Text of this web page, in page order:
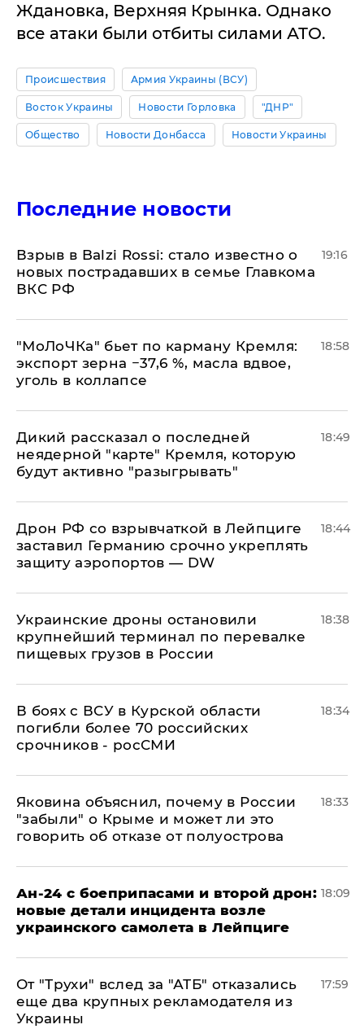
Ждановка, Верхняя Крынка. Однако
все атаки были отбиты силами АТО.
Происшествия Армия Украины (ВСУ)
Восток Украины Новости Горловка "ДНР"
Общество Новости Донбасса Новости Украины
Последние новости
Взрыв в Balzi Rossi: стало известно о
новых пострадавших в семье Главкома
ВКС РФ
19:16
​"МоЛоЧКа" бьет по карману Кремля:
экспорт зерна −37,6 %, масла вдвое,
уголь в коллапсе
18:58
Дикий рассказал о последней
неядерной "карте" Кремля, которую
будут активно "разыгрывать"
18:49
​Дрон РФ со взрывчаткой в Лейпциге
заставил Германию срочно укреплять
защиту аэропортов — DW
18:44
Украинские дроны остановили
крупнейший терминал по перевалке
пищевых грузов в России
18:38
В боях с ВСУ в Курской области
погибли более 70 российских
срочников - росСМИ
18:34
Яковина объяснил, почему в России
"забыли" о Крыме и может ли это
говорить об отказе от полуострова
18:33
Ан-24 с боеприпасами и второй дрон:
новые детали инцидента возле
украинского самолета в Лейпциге
18:09
От "Трухи" вслед за "АТБ" отказались
еще два крупных рекламодателя из
Украины
17:59